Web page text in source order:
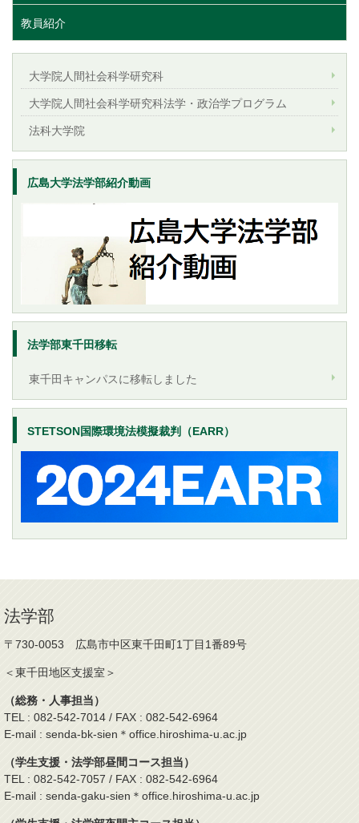
教員紹介
大学院人間社会科学研究科
大学院人間社会科学研究科法学・政治学プログラム
法科大学院
広島大学法学部紹介動画
法学部東千田移転
東千田キャンパスに移転しました
STETSON国際環境法模擬裁判（EARR）
法学部
〒730-0053 広島市中区東千田町1丁目1番89号
＜東千田地区支援室＞
（総務・人事担当）
TEL : 082-542-7014 / FAX : 082-542-6964
E-mail : senda-bk-sien＊office.hiroshima-u.ac.jp
（学生支援・法学部昼間コース担当）
TEL : 082-542-7057 / FAX : 082-542-6964
E-mail : senda-gaku-sien＊office.hiroshima-u.ac.jp